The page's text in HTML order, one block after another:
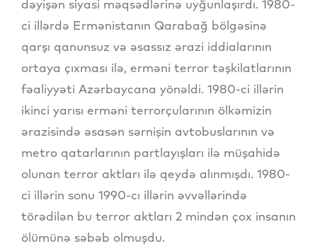
dəyişən siyasi məqsədlərinə uyğunlaşırdı. 1980-
ci illərdə Ermənistanın Qarabağ bölgəsinə
qarşı qanunsuz və əsassız ərazi iddialarının
ortaya çıxması ilə, erməni terror təşkilatlarının
fəaliyyəti Azərbaycana yönəldi. 1980-ci illərin
ikinci yarısı erməni terrorçularının ölkəmizin
ərazisində əsasən sərnişin avtobuslarının və
metro qatarlarının partlayışları ilə müşahidə
olunan terror aktları ilə qeydə alınmışdı. 1980-
ci illərin sonu 1990-cı illərin əvvəllərində
törədilən bu terror aktları 2 mindən çox insanın
ölümünə səbəb olmuşdu.